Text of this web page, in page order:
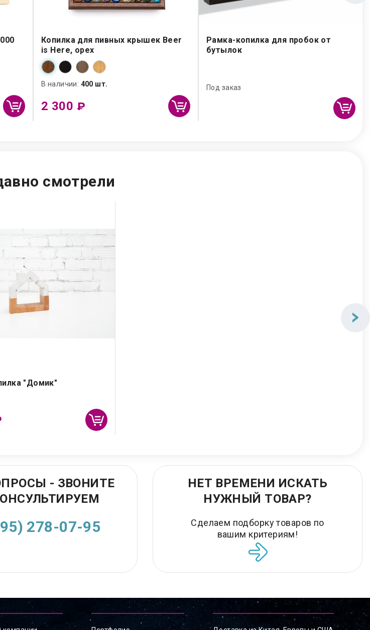
Копилка для пивных крышек Beer
is Here, орех
В наличии: 400 шт.
2 300 ₽
Рамка-копилка для пробок от
бутылок
Под заказ
смотрели
"Домик"
- ЗВОНИТЕ
278-07-95
НЕТ ВРЕМЕНИ ИСКАТЬ
НУЖНЫЙ ТОВАР?
Сделаем подборку товаров по
вашим критериям!